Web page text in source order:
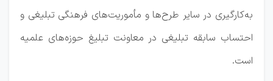
به‌کارگیری در سایر طرح‌ها و مأموریت‌های فرهنگی تبلیغی و
احتساب سابقه تبلیغی در معاونت تبلیغ حوزه‌های علمیه
است.